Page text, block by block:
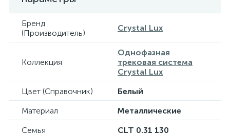
Бренд
(Производитель)
Crystal Lux
Коллекция
Однофазная
трековая система
Crystal Lux
Цвет (Справочник)
Белый
Материал
Металлические
Семья
CLT 0.31 130